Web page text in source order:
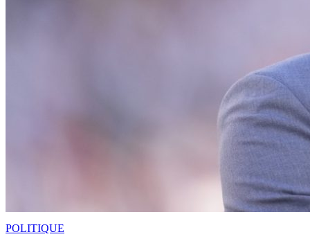
POLITIQUE